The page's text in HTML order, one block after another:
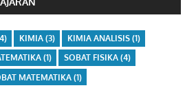
KIMIA(3) KIMIA ANALISIS(1)
(1) SOBAT FISIKA(4)
MATEMATIKA(1)